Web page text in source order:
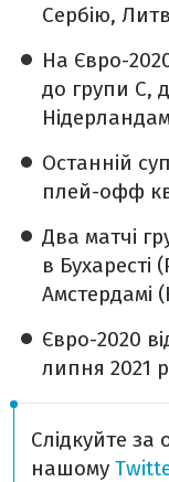
Сербію,
На Євро-
до групи C,
Останній
плей-офф
Два матчі
в Бухаресті
Амстердамі
Євро-2020
липня 2021
Слідкуйте
нашому